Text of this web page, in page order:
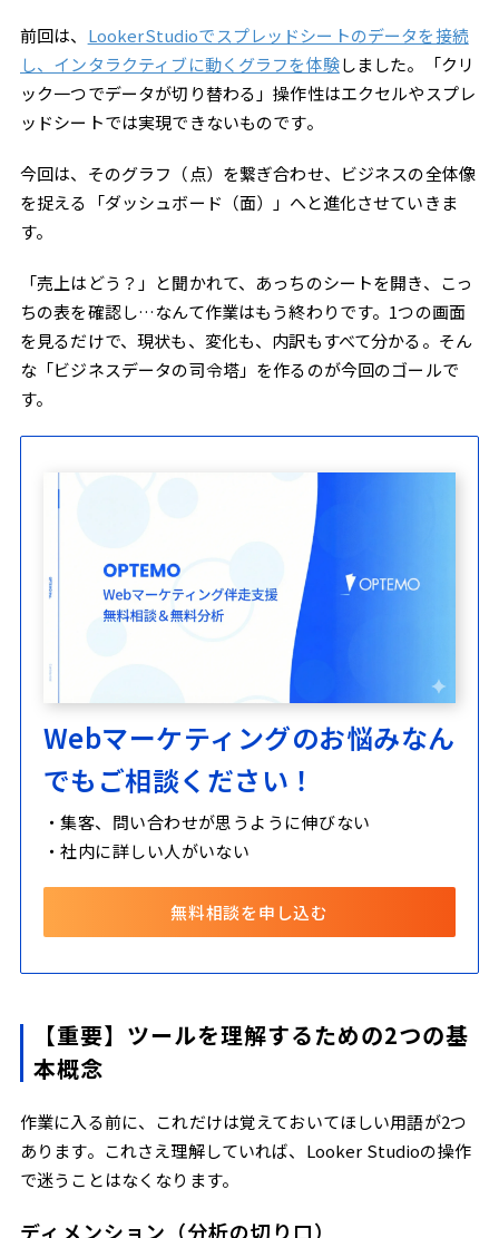
次回予告
前回は、 LookerStudioでスプレッドシートのデータを接続
し、インタラクティブに動くグラフを体験しました。「クリ
ック一つでデータが切り替わる」操作性はエクセルやスプレ
ッドシートでは実現できないものです。
今回は、そのグラフ（点）を繋ぎ合わせ、ビジネスの全体像
を捉える「ダッシュボード（面）」へと進化させていきま
す。
「売上はどう？」と聞かれて、あっちのシートを開き、こっ
ちの表を確認し…なんて作業はもう終わりです。1つの画面
を見るだけで、現状も、変化も、内訳もすべて分かる。そん
な「ビジネスデータの司令塔」を作るのが今回のゴールで
す。
Webマーケティングのお悩みなん
でもご相談ください！
・集客、問い合わせが思うように伸びない
・社内に詳しい人がいない
無料相談を申し込む
【重要】ツールを理解するための2つの基
本概念
作業に入る前に、これだけは覚えておいてほしい用語が2つ
あります。これさえ理解していれば、Looker Studioの操作
で迷うことはなくなります。
ディメンション（分析の切り口）